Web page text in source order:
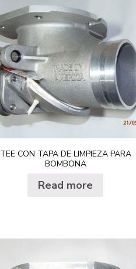
TEE CON TAPA DE LIMPIEZA PARA
BOMBONA
Read more